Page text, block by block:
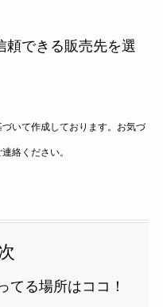
頼できる販売先を選
づいて作成しております。お気づ
絡ください。
てる場所はココ！